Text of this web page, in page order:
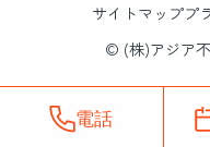
サイトマッププ
© (株)アジア
電話